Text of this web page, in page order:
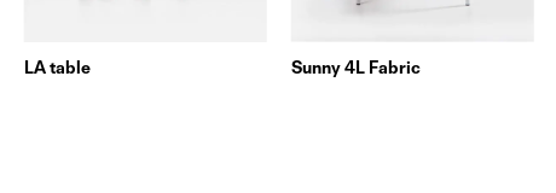
LA table Sunny 4L Fabric